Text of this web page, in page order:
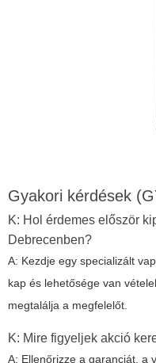
Gyakori kérdések
K: Hol érdemes először
Debrecenben?
A: Kezdje egy specializált
kap és lehetősége van
megtalálja a megfelelőt.
K: Mire figyeljek akció
A: Ellenőrizze a garanciát, a